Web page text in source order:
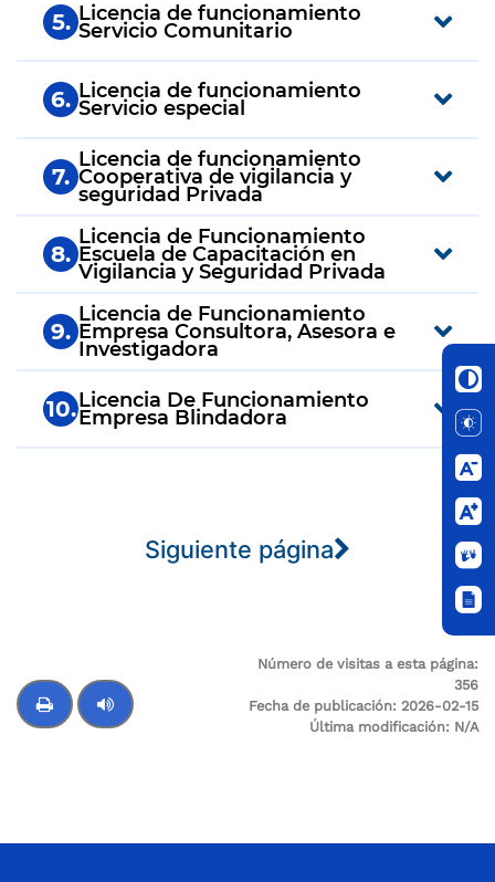
5. Licencia de funcionamiento
Servicio Comunitario
6. Licencia de funcionamiento
Servicio especial
7.
Licencia de funcionamiento
Cooperativa de vigilancia y
seguridad Privada
8.
Licencia de Funcionamiento
Escuela de Capacitación en
Vigilancia y Seguridad Privada
9.
Licencia de Funcionamiento
Empresa Consultora, Asesora e
Investigadora
10.Licencia De Funcionamiento
Empresa Blindadora
Siguiente página
Número de visitas a esta página:
356
Fecha de publicación: 2026-02-15
Última modificación: N/A